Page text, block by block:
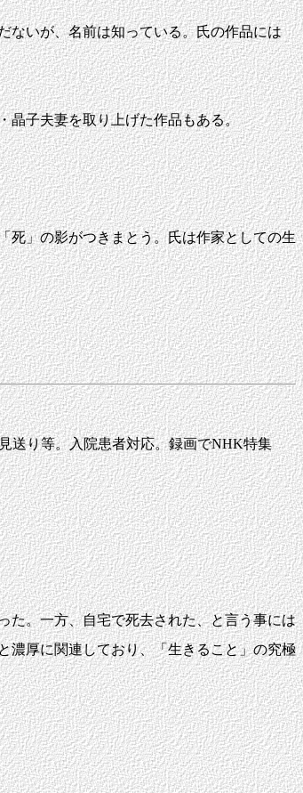
いが、名前は知っている。氏の作品には
晶子夫妻を取り上げた作品もある。
」の影がつきまとう。氏は作家としての生
送り等。入院患者対応。録画でNHK特集
。一方、自宅で死去された、と言う事には
濃厚に関連しており、「生きること」の究極